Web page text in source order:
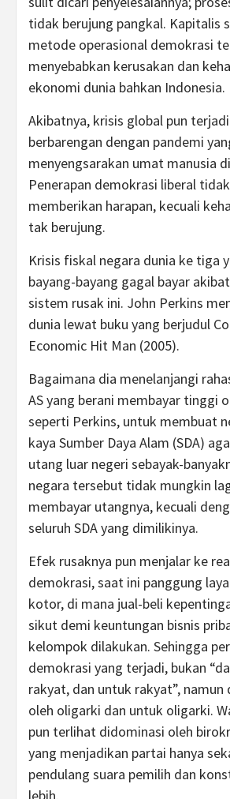
tidak berujung pangkal. Kapitalis
metode operasional demokrasi
menyebabkan kerusakan dan
ekonomi dunia bahkan Indonesia.
Akibatnya, krisis global pun
berbarengan dengan pandemi
menyengsarakan umat manusia
Penerapan demokrasi liberal
memberikan harapan, kecuali
tak berujung.
Krisis fiskal negara dunia ke tiga
bayang-bayang gagal bayar
sistem rusak ini. John Perkins
dunia lewat buku yang berjudul
Economic Hit Man (2005).
Bagaimana dia menelanjangi
AS yang berani membayar tinggi
seperti Perkins, untuk membuat
kaya Sumber Daya Alam (SDA)
utang luar negeri sebayak-
negara tersebut tidak mungkin
membayar utangnya, kecuali
seluruh SDA yang dimilikinya.
Efek rusaknya pun menjalar ke
demokrasi, saat ini panggung
kotor, di mana jual-beli
sikut demi keuntungan bisnis
kelompok dilakukan. Sehingga
demokrasi yang terjadi, bukan
rakyat, dan untuk rakyat”, namun
oleh oligarki dan untuk oligarki.
pun terlihat didominasi oleh
yang menjadikan partai hanya
pendulang suara pemilih dan
lebih.